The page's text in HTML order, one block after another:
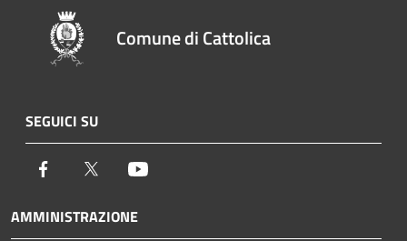
Comune di Cattolica
SEGUICI SU
Facebook Twitter
AMMINISTRAZIONE